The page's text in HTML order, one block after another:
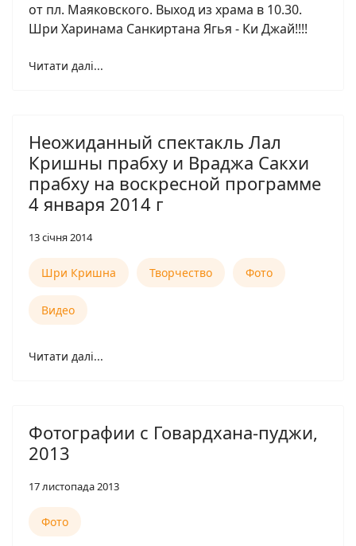
от пл. Маяковского. Выход из храма в 10.30.
Шри Харинама Санкиртана Ягья - Ки Джай!!!!
Читати далі...
Неожиданный спектакль Лал
Кришны прабху и Враджа Сакхи
прабху на воскресной программе
4 января 2014 г
13 січня 2014
Шри Кришна Творчество Фото
Видео
Читати далі...
Фотографии с Говардхана-пуджи,
2013
17 листопада 2013
Фото